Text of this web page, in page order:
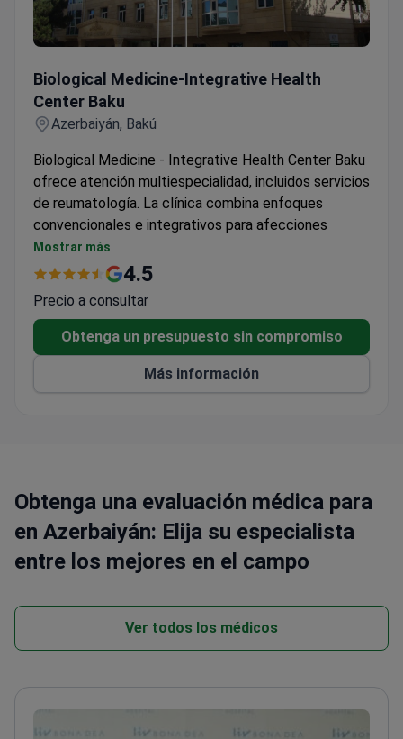
Biological Medicine-Integrative Health
Center Baku
Azerbaiyán, Bakú
Biological Medicine - Integrative Health Center Baku
ofrece atención multiespecialidad, incluidos servicios
de reumatología. La clínica combina enfoques
convencionales e integrativos para afecciones
musculoesqueléticas.
Ofrece planes de tratamiento personalizados que
Se centra en enfoques holísticos para
enfermedades inflamatorias crónicas
Acepta pacientes adultos y pediátricos
Mostrar más
4.5
Precio a consultar
Obtenga un presupuesto sin compromiso
Más información
Obtenga una evaluación médica para
en Azerbaiyán: Elija su especialista
entre los mejores en el campo
Ver todos los médicos